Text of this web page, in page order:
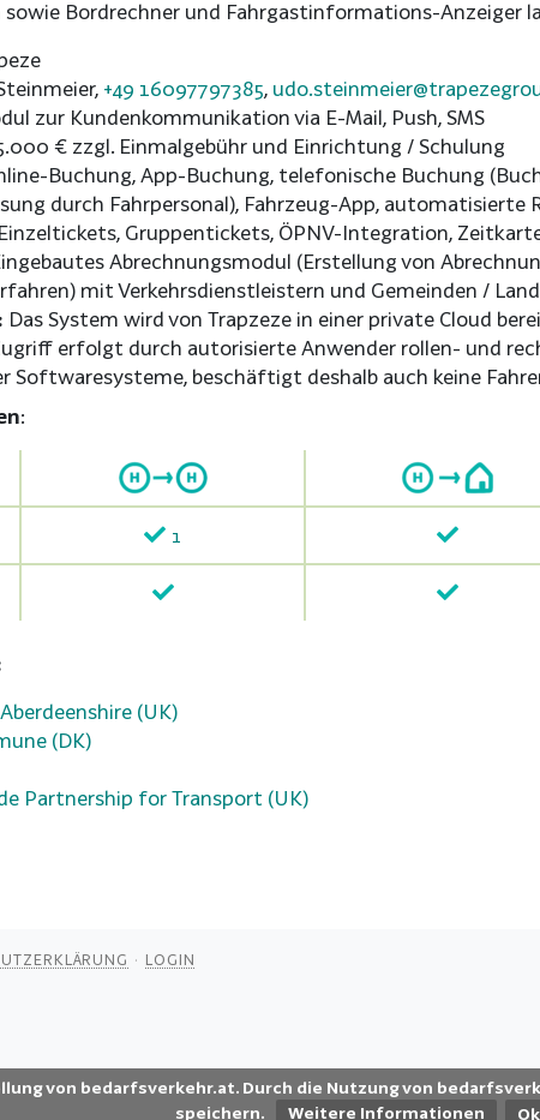
von bedarfsverkehr.at. Durch die Nutzung von
speichern.
Weitere Informationen
Bordrechner und Fahrgastinformations-Anzeiger
+49 16097797385,
zur Kundenkommunikation via E-Mail, Push, SMS
€ zzgl. Einmalgebühr und Einrichtung / Schulung
Buchung, App-Buchung, telefonische Buchung
durch Fahrpersonal), Fahrzeug-App, automatisierte
Einzeltickets, Gruppentickets, ÖPNV-Integration,
Abrechnungsmodul (Erstellung von
mit Verkehrsdienstleistern und Gemeinden /
Das System wird von Trapzeze in einer private Cloud
erfolgt durch autorisierte Anwender rollen- und
Softwaresysteme, beschäftigt deshalb auch keine
:
1
(UK)
(DK)
Partnership for Transport (UK)
LOGIN